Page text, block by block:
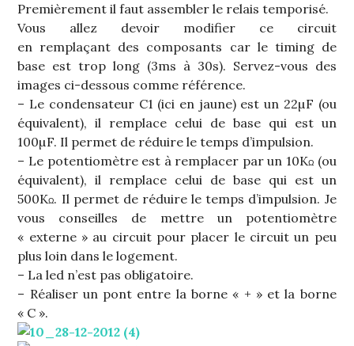
Premièrement il faut assembler le relais temporisé.
Vous allez devoir modifier ce circuit
en remplaçant des composants car le timing de
base est trop long (3ms à 30s). Servez-vous des
images ci-dessous comme référence.
– Le condensateur C1 (ici en jaune) est un 22µF (ou
équivalent), il remplace celui de base qui est un
100µF. Il permet de réduire le temps d’impulsion.
– Le potentiomètre est à remplacer par un 10KΩ (ou
équivalent), il remplace celui de base qui est un
500KΩ. Il permet de réduire le temps d’impulsion. Je
vous conseilles de mettre un potentiomètre
« externe » au circuit pour placer le circuit un peu
plus loin dans le logement.
– La led n’est pas obligatoire.
– Réaliser un pont entre la borne « + » et la borne
« C ».